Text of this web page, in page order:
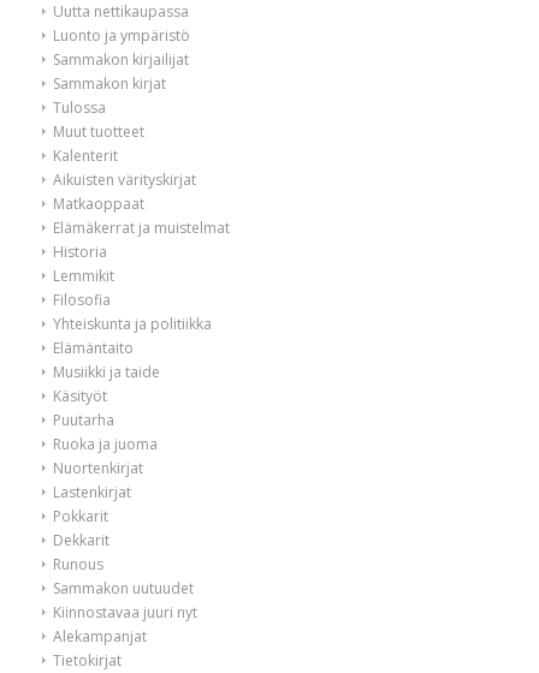
Uutta nettikaupassa
Luonto ja ympäristö
Sammakon kirjailijat
Sammakon kirjat
Tulossa
Muut tuotteet
Kalenterit
Aikuisten värityskirjat
Matkaoppaat
Elämäkerrat ja muistelmat
Historia
Lemmikit
Filosofia
Yhteiskunta ja politiikka
Elämäntaito
Musiikki ja taide
Käsityöt
Puutarha
Ruoka ja juoma
Nuortenkirjat
Lastenkirjat
Pokkarit
Dekkarit
Runous
Sammakon uutuudet
Kiinnostavaa juuri nyt
Alekampanjat
Tietokirjat